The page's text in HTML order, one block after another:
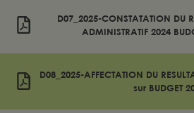
D07_2025-CONSTATATION DU
ADMINISTRATIF 2024
D08_2025-AFFECTATION DU
sur BUDGET